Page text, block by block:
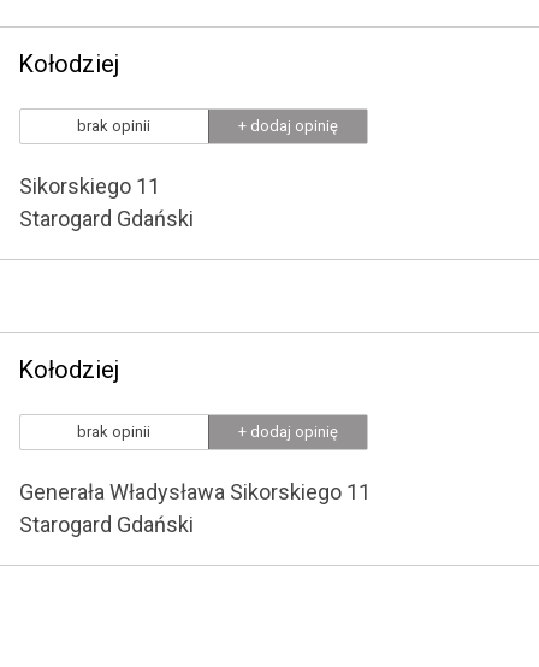
Kołodziej
brak opinii + dodaj opinię
Sikorskiego 11
Starogard Gdański
Kołodziej
brak opinii + dodaj opinię
Generała Władysława Sikorskiego 11
Starogard Gdański